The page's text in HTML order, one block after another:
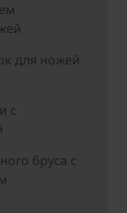
для ножей
с
бруса с